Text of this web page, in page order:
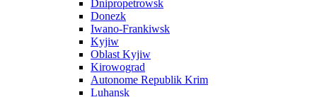
Dnipropetrowsk
Donezk
Iwano-Frankiwsk
Kyjiw
Oblast Kyjiw
Kirowograd
Autonome Republik Krim
Luhansk